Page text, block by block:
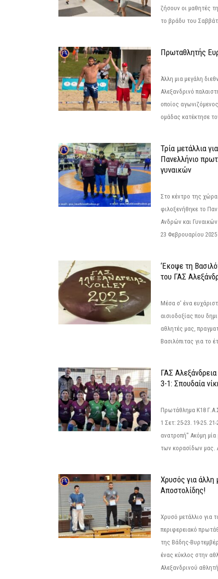
ζήσουν οι μαθητές
το βράδυ του
Πρωταθλητής
Άλλη μια μεγάλη
Αλεξανδρινό
οποίος
ομάδας κατέκτησε
Τρία μετάλλια
Πανελλήνιο
γυναικών
Στο κέντρο της
φιλοξενήθηκε το
Ανδρών και
23 Φεβρουαρίου
‘Εκοψε τη
του ΓΑΣ
Μέσα σ' ένα
αισιοδοξίας που
αθλητές μας,
Βασιλόπιτας για το
ΓΑΣ
3-1: Σπουδαία
Πρωτάθλημα Κ18
1 Σετ: 25-23. 19-25.
ανατροπή" Ακόμη μία
των κορασίδων μας.
Χρυσός για άλλη
Αποστολίδης!
Χρυσό μετάλλιο για
περιφερειακό
της Βάδης-
ένας κύκλος στην
Αλεξανδρινού